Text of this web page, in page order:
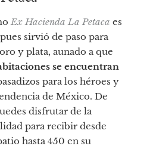
Ex Hacienda La Petaca es
sirvió de paso para
y plata, aunado a que
se encuentran
para los héroes y
de México. De
disfrutar de la
para recibir desde
hasta 450 en su